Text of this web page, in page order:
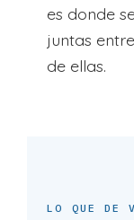
es donde
juntas
de ellas.
LO QUE DE